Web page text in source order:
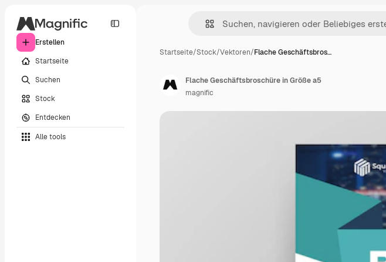
Erstellen
Startseite
Suchen
Stock
Entdecken
Alle tools
Startseite/Stock/Vektoren/Flache Geschäftsbros…
Flache Geschäftsbroschüre in Größe a5
magnific